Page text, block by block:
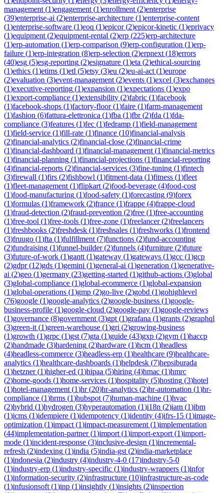
management (1)engagement (1)enrollment (2)enterprise
(39)enterprise-ai (2)enterprise-architecture (1)enterprise-content
(1)enterprise-software (1)eoq (1)epicor(2)epicor-kinetic (1)eprivacy
(1)equipment (2)equipment-rental (2)erp (225)erp-architecture
(1)erp-automation (1)erp-comparison (9)erp-configuration (1)erp-
failure (1)erp-integration (8)erp-selection (2)erpnext (18)errors
(40)esg (5)esg-reporting (2)esignature (1)eta (2)ethical-sourcing
(1)ethics (1)etims (1)etl (5)etsy (3)eu (2)eu-ai-act (1)europe
(2)evaluation (3)event-management (2)events (1)excel (3)exchanges
(1)executive-reporting (1)expansion (1)expectations (1)expo
(1)export-compliance (1)extensibility (2)fabric (1)facebook
(1)facebook-shops (1)factory-floor(1)faire (1)farm-management
(1)fashion (6)fattura-elettronica (1)fba (1)fbr(2)fda (1)fda-
compliance (3)features (1)fec (1)fedramp (1)field-management
(1)field-service (1)fill-rate (1)finance (10)financial-analysis
(2)financial-analytics (2)financial-close (2)financial-crime
(1)financial-dashboard (1)financial-management (1)financial-metrics
(1)financial-planning (1)financial-projections (1)financial-reporting
(4)financial-reports (2)financial-services (3)fine-tuning (1)fintech
(3)firewall (1)firs (2)fishbowl (1)fitment-data (1)fitness (1)fleet
(1)fleet-management (1)flipkart (2)food-beverage (4)food-cost
(1)food-manufacturing (1)food-safety (1)forecasting (9)forex
(1)formulas (1)framework (2)france (1)frappe (4)frappe-cloud
(1)fraud-detection (2)fraud-prevention (2)free (1)free-accounting
(1)free-tool (1)free-tools (1)free-zone (1)freelancer(2)freelancers
(1)freshbooks (2)freshdesk (1)freshsales (1)freshworks (1)frontend
(3)fruugo (1)fta (1)fulfillment (7)functions (2)fund-accounting
(2)fundraising (1)funnel-builder(2)funnels (4)furniture (2)future
(3)future-of-work (1)gantt (1)gateway (1)gateways (1)gcc (1)gcp
(2)gdpr(12)gds (1)gemini (1)general-ai (1)generation (1)generative-
ai (2)geo (1)germany (23)getting-started (1)github-actions (3)global
(3)global-compliance (1)global-ecommerce (1)global-expansion
(1)global-operations (1)gmp (2)go-live (2)gobd (1)gohighlevel
(76)google (1)google-analytics (2)google-business (1)google-
business-profile (1)google-cloud (2)google-pay (1)google-reviews
(1)governance (8)government (3)gpt (1)grafana (1)grants (2)graphql
(3)green-it (1)green-warehouse (1)gri (2)growing-business
(1)growth (1)grpc (1)gst (7)gta (1)guide (43)gxp (2)gym (1)haccp
(2)handmade (3)hardening (2)hardware (1)hcm (1)headless
(4)headless-commerce (3)headless-erp (1)healthcare (9)healthcare-
analytics (1)healthcare-dashboards (1)helpdesk (7)hepsiburada
(1)hetzner(1)higher-ed (1)hipaa (5)hiring (4)hmac (1)hmrc
(2)home-goods (1)home-services (1)hospitality (5)hosting (3)hotel
(1)hotel-management (1)hr(20)hr-analytics (2)hr-automation (1)hr-
compliance (1)hrms (1)hubspot (7)human-machine (1)hvac
(2)hybrid (1)hydrogen (3)hyperautomation (1)i18n (2)iam (1)ibm
(1)icms (1)idempiere (1)idempotency (1)identity (4)ifrs-15 (1)image-
optimization (1)impact (1)impact-measurement (1)implementation
(44)implementation-partner(1)import (1)import-export (1)import-
mode (1)incident-response (3)inclusive-design (1)incremental-
refresh (2)indexing (1)india (5)india-gst (2)india-marketplace
(1)indonesia (2)industry (4)industry-4-0 (17)industry-5-0
(1)industry-erp (1)industry-specific (1)industry-wrappers (1)infor
(1)information-security (2)infrastructure (10)infrastructure-as-code
(1)infusionsoft (1)inp (1)insightly (1)insights (2)inspection